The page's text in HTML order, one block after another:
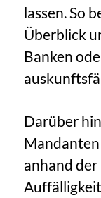
lassen. So
Überblick
Banken
Darüber
anhand